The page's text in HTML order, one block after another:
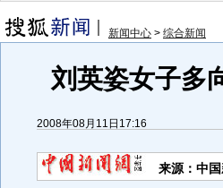
新闻中心 > 综合新闻
刘英姿女子多
2008年08月11日17:16
来源：中国